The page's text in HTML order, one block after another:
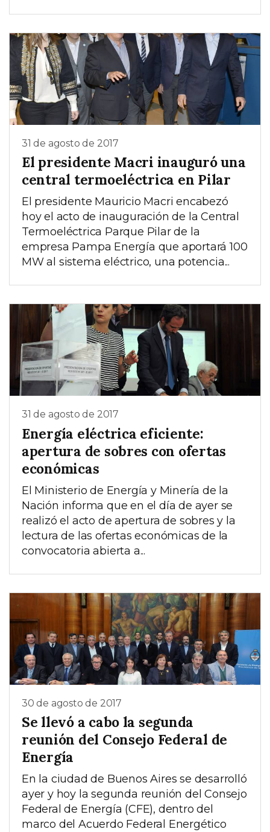
31 de agosto de 2017
El presidente Macri inauguró una
central termoeléctrica en Pilar
El presidente Mauricio Macri encabezó
hoy el acto de inauguración de la Central
Termoeléctrica Parque Pilar de la
empresa Pampa Energía que aportará 100
MW al sistema eléctrico, una potencia...
31 de agosto de 2017
Energía eléctrica eficiente:
apertura de sobres con ofertas
económicas
El Ministerio de Energía y Minería de la
Nación informa que en el día de ayer se
realizó el acto de apertura de sobres y la
lectura de las ofertas económicas de la
convocatoria abierta a...
30 de agosto de 2017
Se llevó a cabo la segunda
reunión del Consejo Federal de
Energía
En la ciudad de Buenos Aires se desarrolló
ayer y hoy la segunda reunión del Consejo
Federal de Energía (CFE), dentro del
marco del Acuerdo Federal Energético